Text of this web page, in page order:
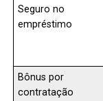
Seguro no
empréstimo
Bônus por
contratação